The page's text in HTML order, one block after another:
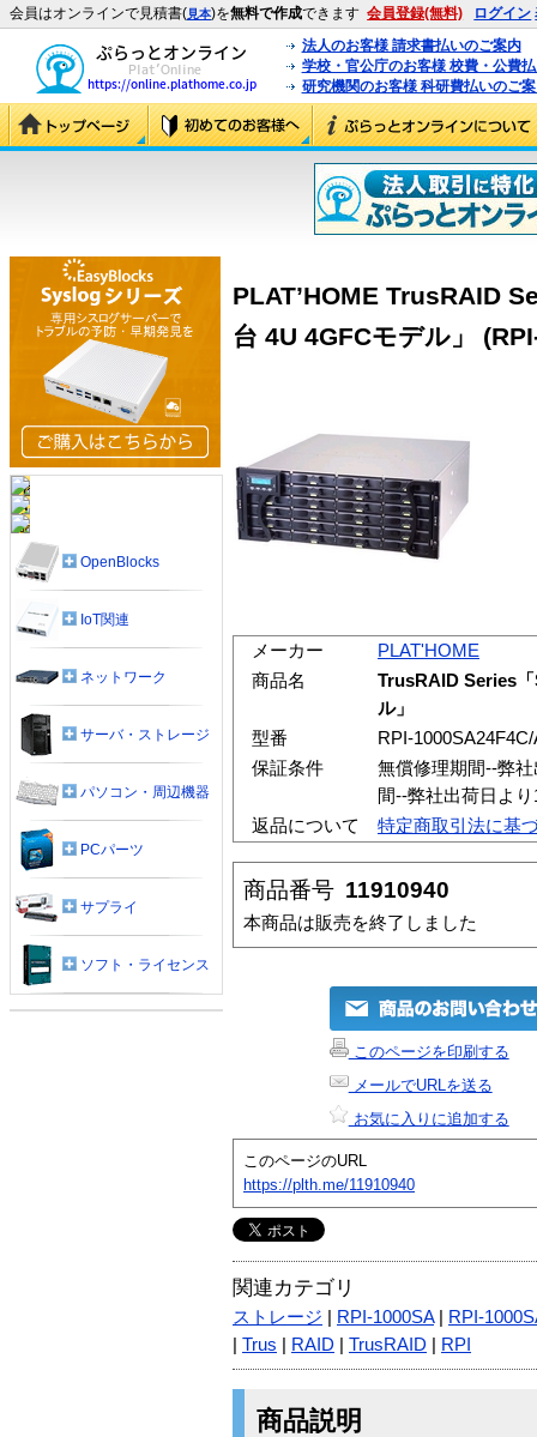
会員はオンラインで見積書(見本)を無料で作成できます 会員登録(無料) ログイン
法人のお客様 請求書払いのご案内
学校・官公庁のお客様 校費・公費
研究機関のお客様 科研費払いのご
PLAT’HOME TrusRAID
台 4U 4GFCモデル」
メーカー
PLAT'HOME
商品名
TrusRAID Series
ル」
型番
RPI-
保証条件
無償修理期間--弊
間--弊社出荷日よ
返品について
特定商取引法に基
商品番号 11910940
本商品は販売を終了しました
このページを印刷する
メールでURLを送る
お気に入りに追加する
このページのURL
https://plth.me/11910940
関連カテゴリ
ストレージ RPI-1000SA|
RPI-
Trus RAID TrusRAID RPI
商品説明
OpenBlocks
IoT関連
ネットワーク
サーバ・ストレージ
パソコン・周辺機器
PCパーツ
サプライ
ソフト・ライセンス